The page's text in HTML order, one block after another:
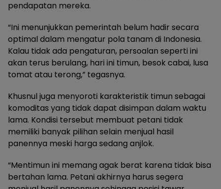
pendapatan mereka.
“Ini menunjukkan pemerintah belum hadir secara
optimal dalam mengatur pola tanam di Indonesia.
Kalau tidak ada pengaturan, persoalan seperti ini
akan terus berulang, hari ini timun, besok cabai, lusa
tomat atau terong,” tegasnya.
Khusnul juga menyoroti karakteristik timun sebagai
komoditas yang tidak dapat disimpan dalam waktu
lama. Kondisi tersebut membuat petani tidak
memiliki banyak pilihan selain menjual hasil
panennya meski harga sedang anjlok.
“Mentimun ini memang agak berat karena tidak bisa
bertahan lama. Petani akhirnya harus segera